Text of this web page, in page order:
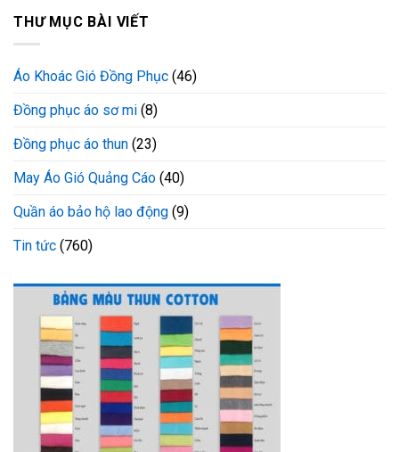
THƯ MỤC BÀI VIẾT
Áo Khoác Gió Đồng Phục (46)
Đồng phục áo sơ mi (8)
Đồng phục áo thun (23)
May Áo Gió Quảng Cáo (40)
Quần áo bảo hộ lao động (9)
Tin tức (760)